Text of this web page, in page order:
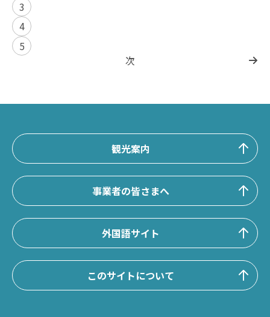
3
4
5
次
観光案内
事業者の皆さまへ
外国語サイト
このサイトについて